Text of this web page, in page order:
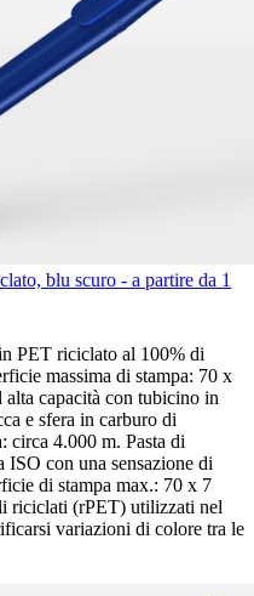
blu scuro - a partire da 1
PET riciclato al 100% di
massima di stampa: 70 x
alta capacità con tubicino in
e sfera in carburo di
circa 4.000 m. Pasta di
ISO con una sensazione di
di stampa max.: 70 x 7
riciclati (rPET) utilizzati nel
variazioni di colore tra le